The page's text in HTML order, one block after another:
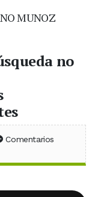
no
Facebook
en X (Twitter)
en WhatsApp
Comentarios